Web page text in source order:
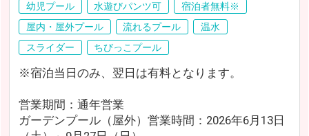
幼児プール 水遊びパンツ可
宿泊者無料※
屋内・屋外プール
流れるプール
温水
スライダー
ちびっこプール
※宿泊当日のみ、翌日は有料となります。
営業期間：通年営業
ガーデンプール（屋外）営業時間：2026年6月13日